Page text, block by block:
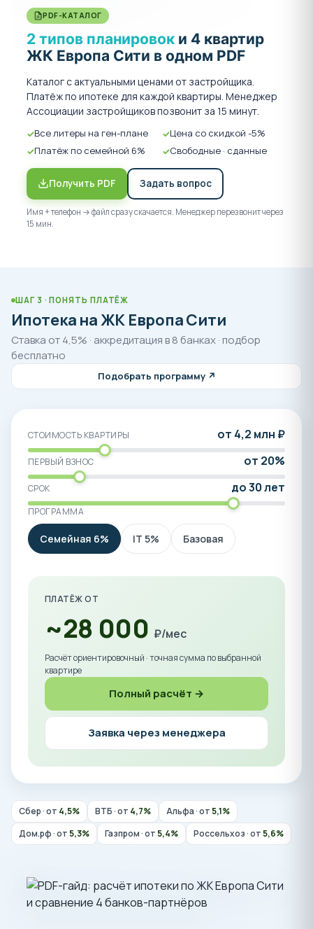
Сроки сдачи:
Литеры 1,2,3,4 - 2 кв. 2025г.
Квартиры передаются собственникам в черновой
отделке, возможен ремонт от застройщика.
Строительство ведётся в соответствии с
Федеральным законом №214 с использованием
эскроу-счетов.
Все цены, планировки и остатки квартир в жилом
комплексе "Европа Сити" в отрытом доступе и
находятся ниже на этой странице.
PDF-КАТАЛОГ
2 типов планировок и 4 квартир
ЖК Европа Сити в одном PDF
Каталог с актуальными ценами от застройщика.
Платёж по ипотеке для каждой квартиры. Менеджер
Ассоциации застройщиков позвонит за 15 минут.
Все литеры на ген-плане
Цена со скидкой -5%
Платёж по семейной 6%
Свободные · сданные
Получить PDF Задать вопрос
Имя + телефон → файл сразу скачается. Менеджер перезвонит через
15 мин.
ШАГ 3 · ПОНЯТЬ ПЛАТЁЖ
Ипотека на ЖК Европа Сити
Ставка от 4,5% · аккредитация в 8 банках · подбор
бесплатно
Подобрать программу ↗
СТОИМОСТЬ КВАРТИРЫ от 4,2 млн ₽
ПЕРВЫЙ ВЗНОС от 20%
СРОК до 30 лет
ПРОГРАММА
Семейная 6% IT 5% Базовая
ПЛАТЁЖ ОТ
~28 000 ₽/мес
Расчёт ориентировочный · точная сумма по выбранной
квартире
Полный расчёт →
Заявка через менеджера
Сбер · от 4,5% ВТБ · от 4,7% Альфа · от5,1%
Дом.рф · от5,3% Газпром · от5,4% Россельхоз · от5,6%